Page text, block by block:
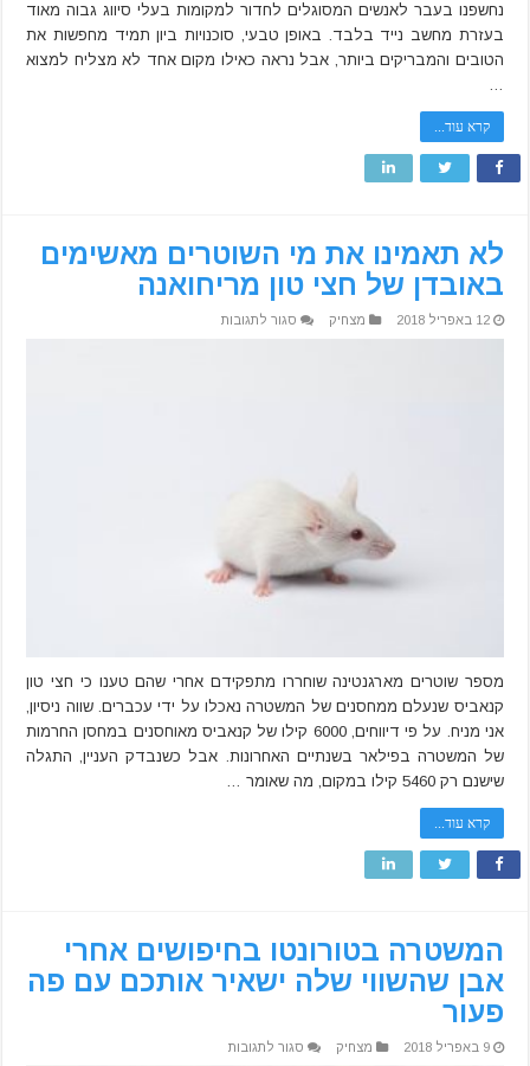
נחשפנו בעבר לאנשים המסוגלים לחדור למקומות בעלי סיווג גבוה מאוד
בעזרת מחשב נייד בלבד. באופן טבעי, סוכנויות ביון תמיד מחפשות את
הטובים והמבריקים ביותר, אבל נראה כאילו מקום אחד לא מצליח למצוא
…
קרא עוד...
לא תאמינו את מי השוטרים מאשימים
באובדן של חצי טון מריחואנה
12 באפריל 2018 מצחיק סגור לתגובותעל
מספר שוטרים מארגנטינה שוחררו מתפקידם אחרי שהם טענו כי חצי טון
קנאביס שנעלם ממחסנים של המשטרה נאכלו על ידי עכברים. שווה ניסיון,
אני מניח. על פי דיווחים, 6000 קילו של קנאביס מאוחסנים במחסן החרמות
של המשטרה בפילאר בשנתיים האחרונות. אבל כשנבדק העניין, התגלה
שישנם רק 5460 קילו במקום, מה שאומר …
קרא עוד...
המשטרה בטורונטו בחיפושים אחרי
אבן שהשווי שלה ישאיר אותכם עם פה
פעור
9 באפריל 2018 מצחיק סגור לתגובותעל